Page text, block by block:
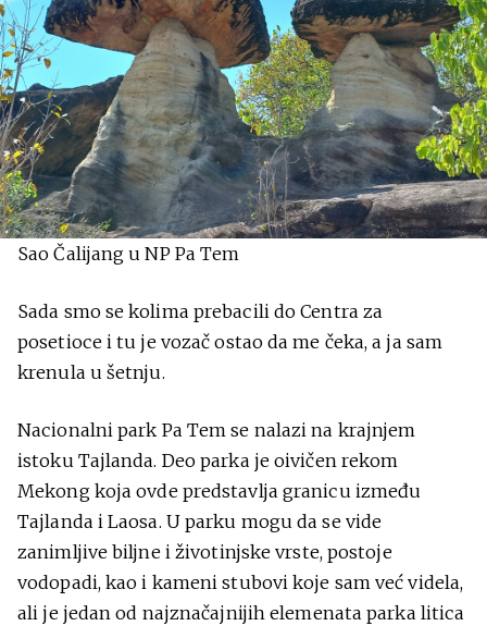
Sao Čalijang u NP Pa Tem
Sada smo se kolima prebacili do Centra za
posetioce i tu je vozač ostao da me čeka, a ja sam
krenula u šetnju.
Nacionalni park Pa Tem se nalazi na krajnjem
istoku Tajlanda. Deo parka je oivičen rekom
Mekong koja ovde predstavlja granicu između
Tajlanda i Laosa. U parku mogu da se vide
zanimljive biljne i životinjske vrste, postoje
vodopadi, kao i kameni stubovi koje sam već videla,
ali je jedan od najznačajnijih elemenata parka litica